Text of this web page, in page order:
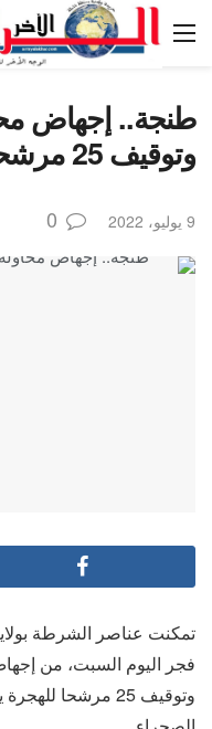
طنجة.. إجهاض
وتوقيف 25 مرشحا
9 يوليو، 2022 0
تمكنت عناصر الشرطة
فجر اليوم السبت، من
وتوقيف 25 مرشحا